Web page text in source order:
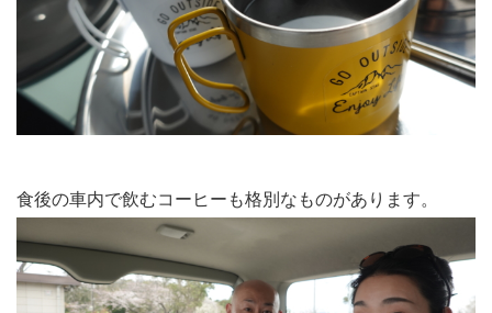
食後の車内で飲むコーヒーも格別なものがあります。